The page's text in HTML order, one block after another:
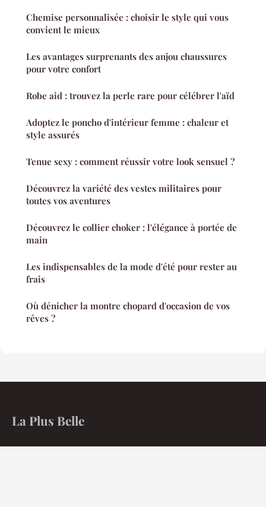
Chemise personnalisée : choisir le style qui vous
convient le mieux
Les avantages surprenants des anjou chaussures
pour votre confort
Robe aid : trouvez la perle rare pour célébrer l'aïd
Adoptez le poncho d'intérieur femme : chaleur et
style assurés
Tenue sexy : comment réussir votre look sensuel ?
Découvrez la variété des vestes militaires pour
toutes vos aventures
Découvrez le collier choker : l'élégance à portée de
main
Les indispensables de la mode d'été pour rester au
frais
Où dénicher la montre chopard d'occasion de vos
rêves ?
La Plus Belle